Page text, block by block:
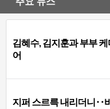
김혜수, 김지훈과 부부 케
어
지퍼 스르륵 내리더니‥